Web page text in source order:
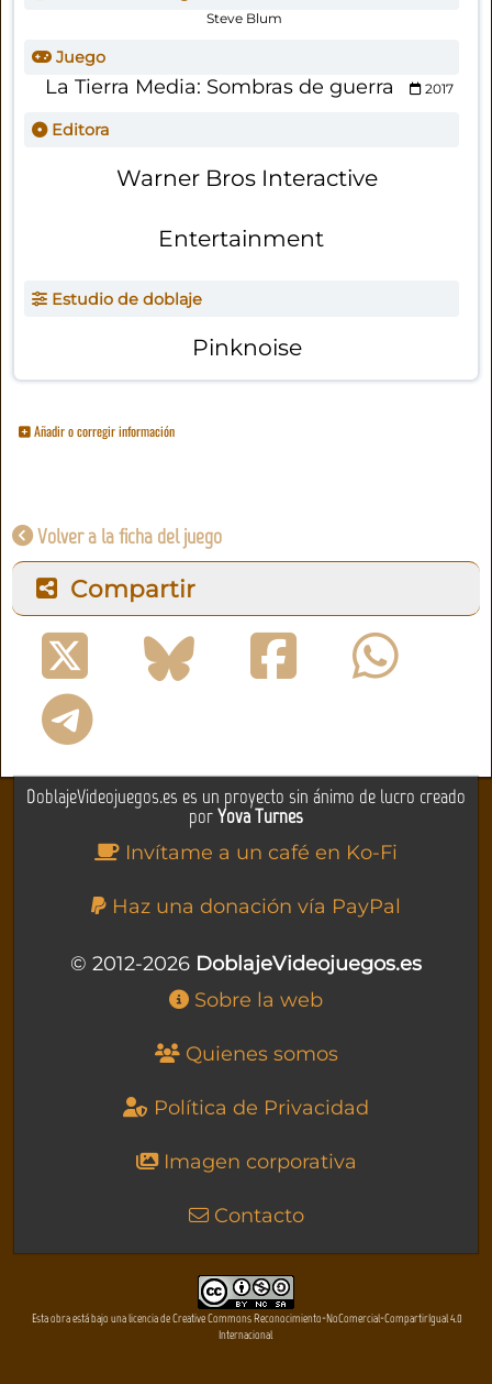
Steve Blum
Juego
La Tierra Media: Sombras de guerra 2017
Editora
Warner Bros Interactive
Entertainment
Estudio de doblaje
Pinknoise
Añadir o corregir información
Volver a la ficha del juego
Compartir
DoblajeVideojuegos.es es un proyecto sin ánimo de lucro creado
porYova Turnes
Invítame a un café en Ko-Fi
Haz una donación vía PayPal
© 2012-2026 DoblajeVideojuegos.es
Sobre la web
Quienes somos
Política de Privacidad
Imagen corporativa
Contacto
Esta obra está bajo una licencia de Creative Commons Reconocimiento-NoComercial-CompartirIgual 4.0
Internacional